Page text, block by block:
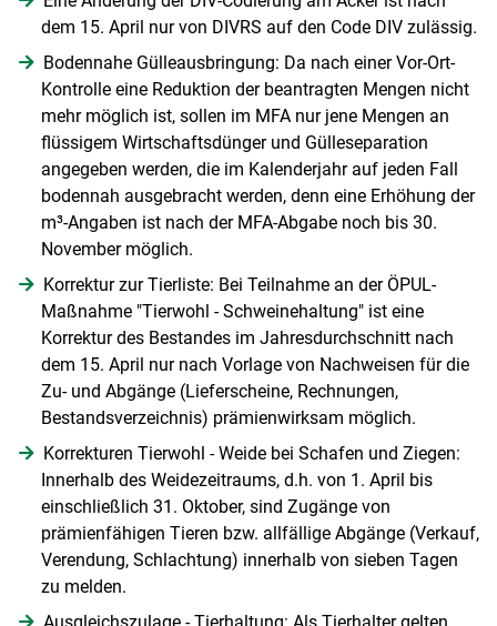
dem 15. April nur von DIVRS auf den Code DIV zulässig.
Bodennahe Gülleausbringung: Da nach einer Vor-Ort-
Kontrolle eine Reduktion der beantragten Mengen nicht
mehr möglich ist, sollen im MFA nur jene Mengen an
flüssigem Wirtschaftsdünger und Gülleseparation
angegeben werden, die im Kalenderjahr auf jeden Fall
bodennah ausgebracht werden, denn eine Erhöhung der
m³-Angaben ist nach der MFA-Abgabe noch bis 30.
November möglich.
Korrektur zur Tierliste: Bei Teilnahme an der ÖPUL-
Maßnahme "Tierwohl - Schweinehaltung" ist eine
Korrektur des Bestandes im Jahresdurchschnitt nach
dem 15. April nur nach Vorlage von Nachweisen für die
Zu- und Abgänge (Lieferscheine, Rechnungen,
Bestandsverzeichnis) prämienwirksam möglich.
Korrekturen Tierwohl - Weide bei Schafen und Ziegen:
Innerhalb des Weidezeitraums, d.h. von 1. April bis
einschließlich 31. Oktober, sind Zugänge von
prämienfähigen Tieren bzw. allfällige Abgänge (Verkauf,
Verendung, Schlachtung) innerhalb von sieben Tagen
zu melden.